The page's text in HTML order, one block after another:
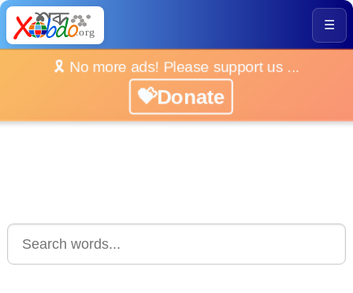
☰
🎗️ No more ads! Please support us ...
💝Donate